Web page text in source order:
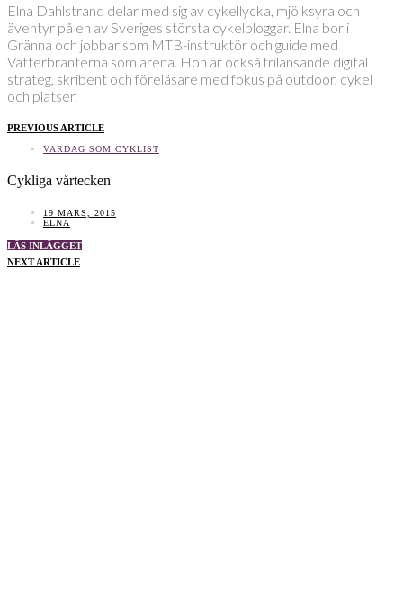
Elna Dahlstrand delar med sig av cykellycka, mjölksyra och
äventyr på en av Sveriges största cykelbloggar. Elna bor i
Gränna och jobbar som MTB-instruktör och guide med
Vätterbranterna som arena. Hon är också frilansande digital
strateg, skribent och föreläsare med fokus på outdoor, cykel
och platser.
PREVIOUS ARTICLE
VARDAG SOM CYKLIST
Cykliga vårtecken
19 MARS, 2015
ELNA
LÄS INLÄGGET
NEXT ARTICLE